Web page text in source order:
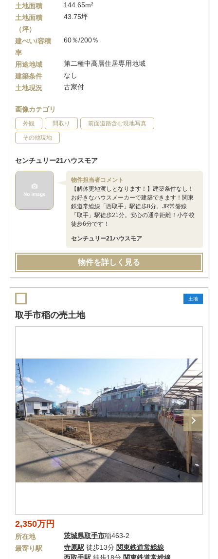
土地面積
144.65m²
土地面積
（坪）
43.75坪
建ぺい/容積
率
60％/200％
用途地域
第二種中高層住居専用地域
建築条件
なし
土地現況
古家付
画像カテゴリ
外観 間取り 前面道路含む現地写真
その他現地
センチュリー21ハウスモア
物件担当者コメント
【解体更地渡しとなります！】建築条件なし！
お好きなハウスメーカーで建築できます！関東
鉄道常総線「西取手」駅徒歩8分。JR常磐線
「取手」駅徒歩21分。安心の通学距離！小学校
徒歩6分です！
センチュリー21ハウスモア
物件を詳しく見る
土地
取手市稲の売土地
2,350万円
所在地 茨城県取手市稲463-2
最寄り駅
寺原駅 徒歩13分 関東鉄道常総線